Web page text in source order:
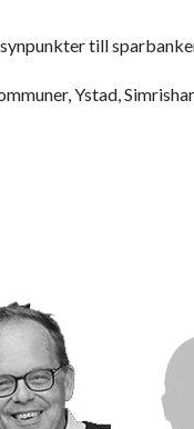
till
Ystad,